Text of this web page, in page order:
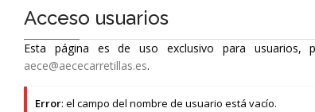
Acceso usuarios
Esta página es de uso exclusivo para
aece@aececarretillas.es.
Error: el campo del nombre de usuario está vacío.